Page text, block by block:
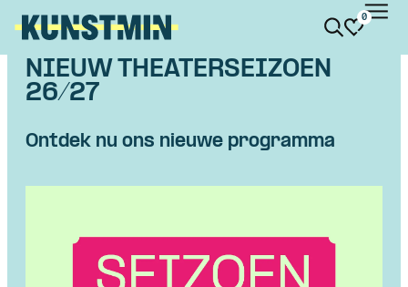
0
NIEUW THEATERSEIZOEN
26/27
Ontdek nu ons nieuwe programma